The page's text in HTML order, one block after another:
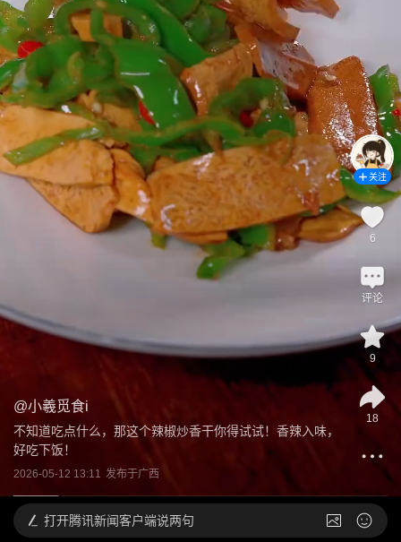
@小羲觅食i
不知道吃点什么，那这个辣椒炒香干你得试试！香辣入味，
好吃下饭！
2026-05-12 13:11 发布于广西
关注
6
评论
9
18
打开腾讯新闻客户端说两句